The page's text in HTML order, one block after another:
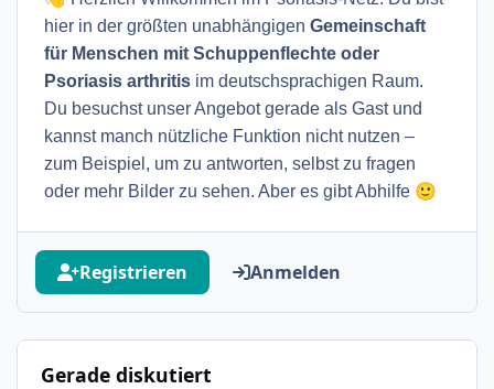
hier in der größten unabhängigen Gemeinschaft
für Menschen mit Schuppenflechte oder
Psoriasis arthritis im deutschsprachigen Raum.
Du besuchst unser Angebot gerade als Gast und
kannst manch nützliche Funktion nicht nutzen –
zum Beispiel, um zu antworten, selbst zu fragen
oder mehr Bilder zu sehen. Aber es gibt Abhilfe 🙂
Registrieren Anmelden
Gerade diskutiert